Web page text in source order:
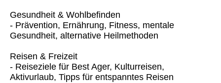
Gesundheit & Wohlbefinden
- Prävention, Ernährung, Fitness, mentale
Gesundheit, alternative Heilmethoden
Reisen & Freizeit
- Reiseziele für Best Ager, Kulturreisen,
Aktivurlaub, Tipps für entspanntes Reisen